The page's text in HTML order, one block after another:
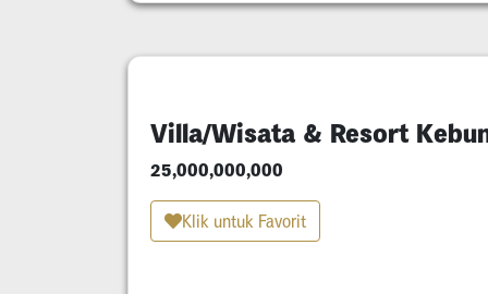
Villa/Wisata & Resort
25,000,000,000
Klik untuk Favorit